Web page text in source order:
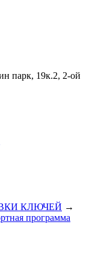
парк, 19к.2, 2-ой
КЛЮЧЕЙ →
программа